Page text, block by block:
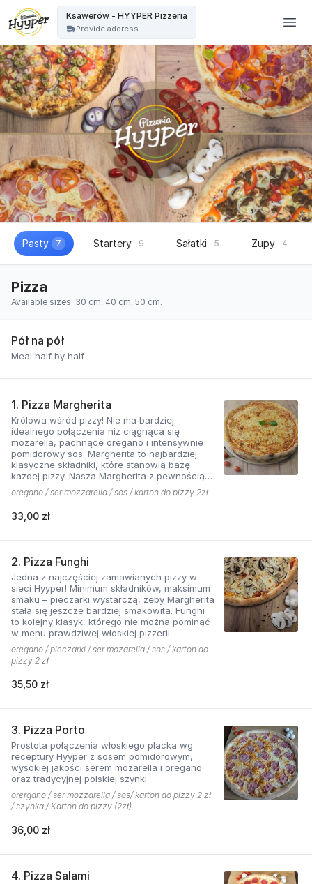
Ksawerów - HYYPER Pizzeria
Provide address...
Pasty 7 Startery 9 Sałatki 5 Zupy 4
Pizza
Available sizes: 30 cm, 40 cm, 50 cm.
Pół na pół
Meal half by half
1. Pizza Margherita
Królowa wśród pizzy! Nie ma bardziej
idealnego połączenia niż ciągnąca się
mozarella, pachnące oregano i intensywnie
pomidorowy sos. Margherita to najbardziej
klasyczne składniki, które stanowią bazę
każdej pizzy. Nasza Margherita z pewnością
nie ma sobie równych w okolicy!
oregano / ser mozzarella / sos / karton do pizzy 2zł
33,00 zł
2. Pizza Funghi
Jedna z najczęściej zamawianych pizzy w
sieci Hyyper! Minimum składników, maksimum
smaku – pieczarki wystarczą, żeby Margherita
stała się jeszcze bardziej smakowita. Funghi
to kolejny klasyk, którego nie można pominąć
w menu prawdziwej włoskiej pizzerii.
oregano / pieczarki / ser mozarella / sos / karton do
pizzy 2 zł
35,50 zł
3. Pizza Porto
Prostota połączenia włoskiego placka wg
receptury Hyyper z sosem pomidorowym,
wysokiej jakości serem mozarella i oregano
oraz tradycyjnej polskiej szynki
orergano / ser mozzarella / sos/ karton do pizzy 2 zł
/ szynka / Karton do pizzy (2zł)
36,00 zł
4. Pizza Salami